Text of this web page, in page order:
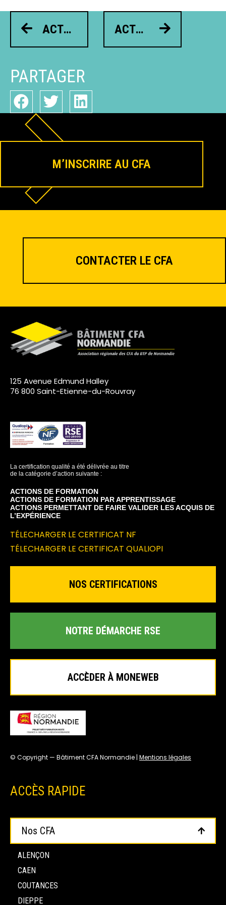
ACTUALITÉ PRÉCÉDENTE ACTUALITÉ SUIVANT
PARTAGER
M’INSCRIRE AU CFA
CONTACTER LE CFA
125 Avenue Edmund Halley
76 800 Saint-Etienne-du-Rouvray
La certification qualité a été délivrée au titre
de la catégorie d’action suivante :
ACTIONS DE FORMATION
ACTIONS DE FORMATION PAR APPRENTISSAGE
ACTIONS PERMETTANT DE FAIRE VALIDER LES ACQUIS DE
L’EXPÉRIENCE
TÉLECHARGER LE CERTIFICAT NF
TÉLECHARGER LE CERTIFICAT QUALIOPI
NOS CERTIFICATIONS
NOTRE DÉMARCHE RSE
ACCÈDER À MONEWEB
© Copyright — Bâtiment CFA Normandie | Mentions légales
ACCÈS RAPIDE
Nos CFA
ALENÇON
CAEN
COUTANCES
DIEPPE